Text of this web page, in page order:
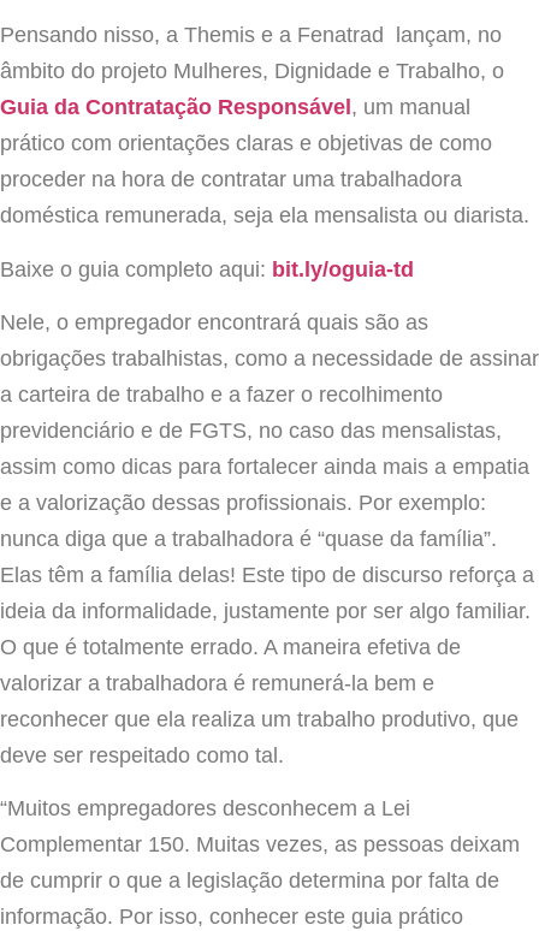
Pensando nisso, a Themis e a Fenatrad lançam, no
âmbito do projeto Mulheres, Dignidade e Trabalho, o
Guia da Contratação Responsável , um manual
prático com orientações claras e objetivas de como
proceder na hora de contratar uma trabalhadora
doméstica remunerada, seja ela mensalista ou diarista.
Baixe o guia completo aqui: bit.ly/oguia-td
Nele, o empregador encontrará quais são as
obrigações trabalhistas, como a necessidade de assinar
a carteira de trabalho e a fazer o recolhimento
previdenciário e de FGTS, no caso das mensalistas,
assim como dicas para fortalecer ainda mais a empatia
e a valorização dessas profissionais. Por exemplo:
nunca diga que a trabalhadora é “quase da família”.
Elas têm a família delas! Este tipo de discurso reforça a
ideia da informalidade, justamente por ser algo familiar.
O que é totalmente errado. A maneira efetiva de
valorizar a trabalhadora é remunerá-la bem e
reconhecer que ela realiza um trabalho produtivo, que
deve ser respeitado como tal.
“Muitos empregadores desconhecem a Lei
Complementar 150. Muitas vezes, as pessoas deixam
de cumprir o que a legislação determina por falta de
informação. Por isso, conhecer este guia prático